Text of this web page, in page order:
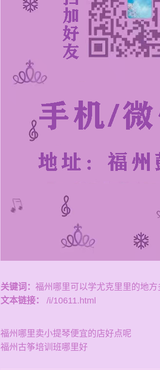
关键词： 福州哪里可以学尤克里里的地方
文本链接：
/i/10611.html
福州哪里卖小提琴便宜的店好点呢
福州古筝培训班哪里好